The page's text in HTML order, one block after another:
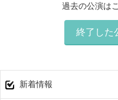
過去の公演は
終了した
新着情報